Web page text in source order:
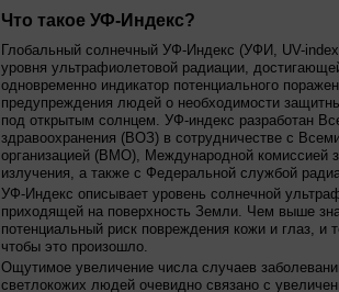
Что такое УФ-Индекс?
Глобальный солнечный УФ-Индекс (УФИ, UV-
уровня ультрафиолетовой радиации,
одновременно индикатор потенциального
предупреждения людей о необходимости
под открытым солнцем. УФ-индекс разработан
здравоохранения (ВОЗ) в сотрудничестве с
организацией (ВМО), Международной комиссией
излучения, а также с Федеральной службой
УФ-Индекс описывает уровень солнечной
приходящей на поверхность Земли. Чем выше
потенциальный риск повреждения кожи и глаз, и
чтобы это произошло.
Ощутимое увеличение числа случаев
светлокожих людей очевидно связано с